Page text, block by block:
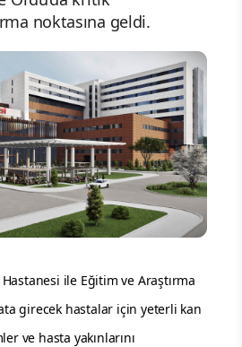
noktasına geldi.
ile Eğitim ve Araştırma
girecek hastalar için yeterli kan
ve hasta yakınlarını